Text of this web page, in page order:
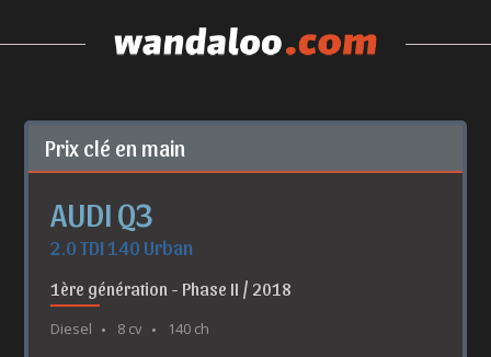
Prix clé en main
AUDI Q3
2.0 TDI 140 Urban
1ère génération - Phase II / 2018
Diesel 8 cv 140 ch